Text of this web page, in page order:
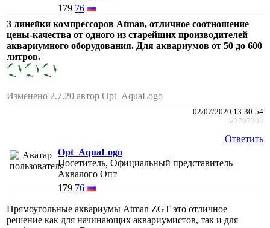
179 76
3 линейки компрессоров Atman, отличное соотношение
цены-качества от одного из старейших производителей
аквариумного оборудования. Для аквариумов от 50 до 600
литров.
Изменено 2.7.20 автор Opt_AquaLogo
02/07/2020 13:30:54
#2797303
Ответить
Opt_AquaLogo
Посетитель, Официальный представитель
Аквалого Опт
179 76
Прямоугольные аквариумы Atman ZGT это отличное
решение как для начинающих аквариумистов, так и для